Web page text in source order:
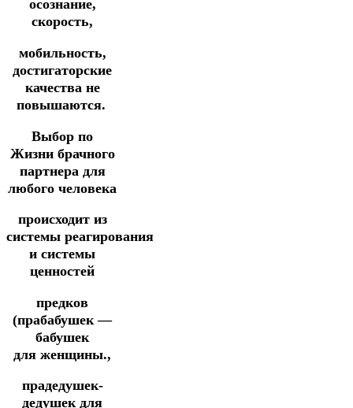
осознание,
скорость,
мобильность,
достигаторские
качества не
повышаются.
Выбор по
Жизни брачного
партнера для
любого человека
происходит из
системы реагирования
и системы
ценностей
предков
(прабабушек —
бабушек
для женщины.,
прадедушек-
дедушек для